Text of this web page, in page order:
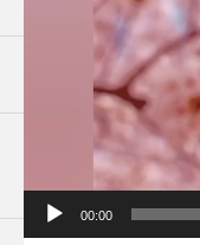
00:00